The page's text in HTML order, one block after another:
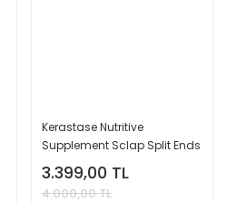
Kerastase Nutritive
Supplement Sclap Split Ends
Serum - Kuru Saç Uçları için
Serum 50 Ml.
3.399,00 TL
4.000,00 TL